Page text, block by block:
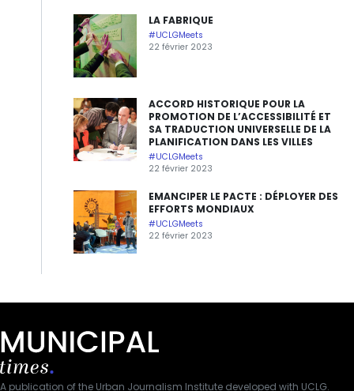
LA FABRIQUE
#UCLGMeets
22 février 2023
ACCORD HISTORIQUE POUR LA
PROMOTION DE L’ACCESSIBILITÉ ET
SA TRADUCTION UNIVERSELLE DE LA
PLANIFICATION DANS LES VILLES
#UCLGMeets
22 février 2023
EMANCIPER LE PACTE : DÉPLOYER DES
EFFORTS MONDIAUX
#UCLGMeets
22 février 2023
A publication of the Urban Journalism Institute developed with UCLG.